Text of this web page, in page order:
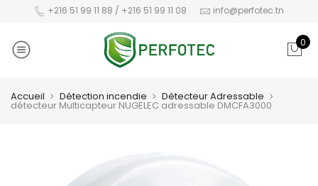
+216 51 99 11 88 / +216 51 99 11 08 info@perfotec.tn
0
Accueil Détection incendie Détecteur Adressable
détecteur Multicapteur NUGELEC adressable DMCFA3000